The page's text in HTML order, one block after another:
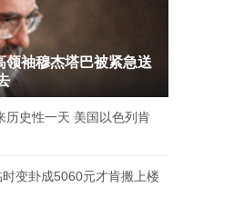
领袖穆杰塔巴被紧急送
历史性一天 美国以色列肯
变卦成5060元才肯搬上楼